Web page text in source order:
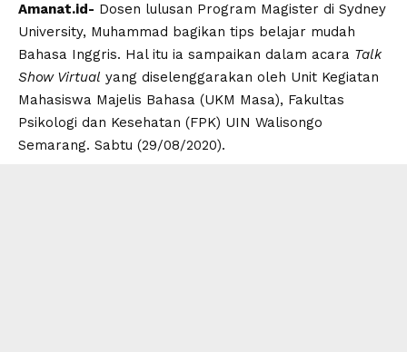
Amanat.id- Dosen lulusan Program Magister di Sydney
University, Muhammad bagikan tips belajar mudah
Bahasa Inggris. Hal itu ia sampaikan dalam acara Talk
Show Virtual yang diselenggarakan oleh Unit Kegiatan
Mahasiswa Majelis Bahasa (UKM Masa), Fakultas
Psikologi dan Kesehatan (FPK) UIN Walisongo
Semarang. Sabtu (29/08/2020).